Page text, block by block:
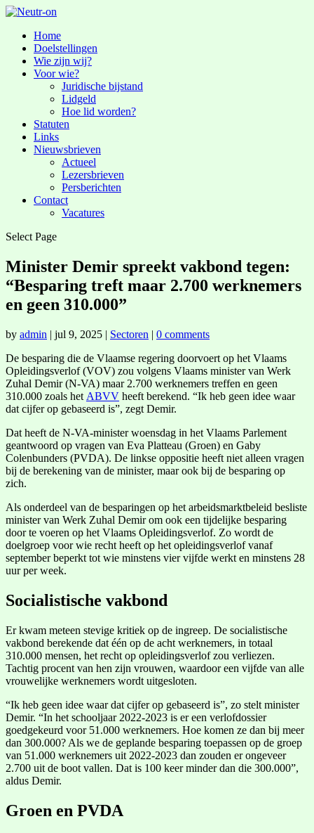
Home
Doelstellingen
Wie zijn wij?
Voor wie?
Juridische bijstand
Lidgeld
Hoe lid worden?
Statuten
Links
Nieuwsbrieven
Actueel
Lezersbrieven
Persberichten
Contact
Vacatures
Select Page
Minister Demir spreekt vakbond tegen:
“Besparing treft maar 2.700 werknemers
en geen 310.000”
by admin | jul 9, 2025 | Sectoren | 0 comments
De besparing die de Vlaamse regering doorvoert op het Vlaams
Opleidingsverlof (VOV) zou volgens Vlaams minister van Werk
Zuhal Demir (N-VA) maar 2.700 werknemers treffen en geen
310.000 zoals het ABVV heeft berekend. “Ik heb geen idee waar
dat cijfer op gebaseerd is”, zegt Demir.
Dat heeft de N-VA-minister woensdag in het Vlaams Parlement
geantwoord op vragen van Eva Platteau (Groen) en Gaby
Colenbunders (PVDA). De linkse oppositie heeft niet alleen vragen
bij de berekening van de minister, maar ook bij de besparing op
zich.
Als onderdeel van de besparingen op het arbeidsmarktbeleid besliste
minister van Werk Zuhal Demir om ook een tijdelijke besparing
door te voeren op het Vlaams Opleidingsverlof. Zo wordt de
doelgroep voor wie recht heeft op het opleidingsverlof vanaf
september beperkt tot wie minstens vier vijfde werkt en minstens 28
uur per week.
Socialistische vakbond
Er kwam meteen stevige kritiek op de ingreep. De socialistische
vakbond berekende dat één op de acht werknemers, in totaal
310.000 mensen, het recht op opleidingsverlof zou verliezen.
Tachtig procent van hen zijn vrouwen, waardoor een vijfde van alle
vrouwelijke werknemers wordt uitgesloten.
“Ik heb geen idee waar dat cijfer op gebaseerd is”, zo stelt minister
Demir. “In het schooljaar 2022-2023 is er een verlofdossier
goedgekeurd voor 51.000 werknemers. Hoe komen ze dan bij meer
dan 300.000? Als we de geplande besparing toepassen op de groep
van 51.000 werknemers uit 2022-2023 dan zouden er ongeveer
2.700 uit de boot vallen. Dat is 100 keer minder dan die 300.000”,
aldus Demir.
Groen en PVDA